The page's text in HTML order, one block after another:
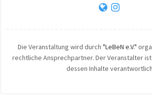
Die Veranstaltung wird durch "LeBeN e.V."
rechtliche Ansprechpartner. Der Veranstalter
dessen Inhalte